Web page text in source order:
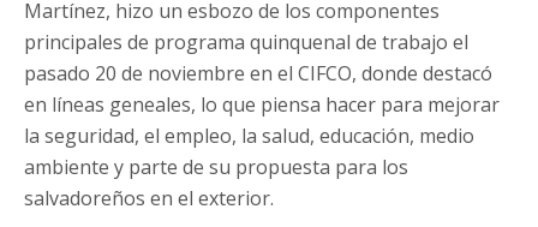
Martínez, hizo un esbozo de los componentes
principales de programa quinquenal de trabajo el
pasado 20 de noviembre en el CIFCO, donde destacó
en líneas geneales, lo que piensa hacer para mejorar
la seguridad, el empleo, la salud, educación, medio
ambiente y parte de su propuesta para los
salvadoreños en el exterior.